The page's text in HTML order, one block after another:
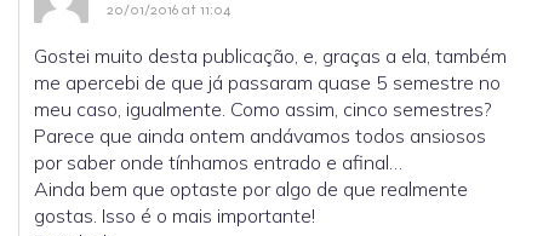
20/01/2016 at 11:04
Gostei muito desta publicação, e, graças a ela, também
me apercebi de que já passaram quase 5 semestre no
meu caso, igualmente. Como assim, cinco semestres?
Parece que ainda ontem andávamos todos ansiosos
por saber onde tínhamos entrado e afinal…
Ainda bem que optaste por algo de que realmente
gostas. Isso é o mais importante!